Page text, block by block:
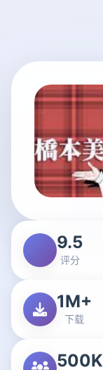
9.5
评分
1M+
下载
500K